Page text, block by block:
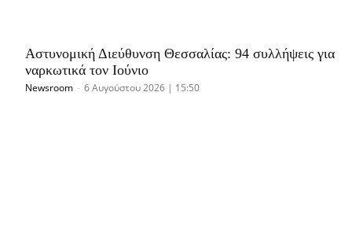
Αστυνομική Διεύθυνση Θεσσαλίας: 94 συλλήψεις για
ναρκωτικά τον Ιούνιο
Newsroom - 6 Αυγούστου 2026 | 15:50